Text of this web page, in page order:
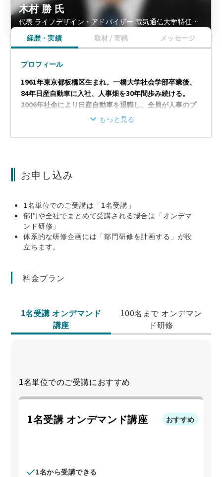
木村 勝 氏
代表 ライフデザイン・アドバイザー 電気通信大学特任講
経歴・実績 取材 / 寄稿 メッセージ
プロフィール
1961年東京都板橋区生まれ。一橋大学社会学部卒業後、
84年日産自動車に入社、人事畑を30年間歩み続ける。
2006年社命により日産自動車を退職し、全員が人事のプ
ロ集団という関連会社に転籍。人材派遣部長、出向担当部
トで中高年キャリアへの造詣を深める。 2014年退職後、
ィペンデントコントラクターとして民間企業内人事部に席
師に就任（キャリアデザイン、キャリア教育基礎を担当）
著書に『働けるうちは働きたい人のためのキャリアの教科
書』（朝日新聞出版）、『知らないと後悔する定年後の働
き方』（フォレスト出版）、『ミドルシニアのための日本
版ライフシフト戦略』、『会社を辞めたいと思った時に読
社）がある。 最新刊は、今回のセミナーテーマである
本実業出版社）。 2022年から一般社団法人ビューティフ
ルエージング協会ライフデザインアドバイザー養成講座修
了者の会（ＬＤＡの会）の代表もつとめている。
もっと見る
お申し込み
1名単位でのご受講は「1名受講」
部門や全社でまとめて受講される場合は「オンデマ
ンド研修」
体系的な研修企画には「部門研修を計画する」が役
立ちます。
料金プラン
1名受講 オンデマンド
講座
100名まで オンデマン
ド研修
1名単位でのご受講におすすめ
1名受講 オンデマンド講座 おすすめ
1名から受講できる